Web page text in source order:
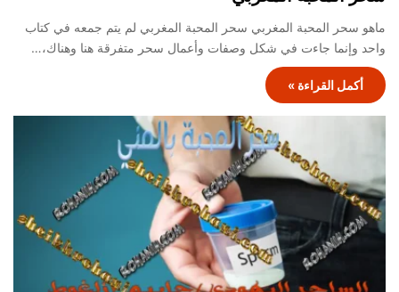
ماهو سحر المحبة المغربي سحر المحبة المغربي لم يتم جمعه في كتاب
واحد وإنما جاءت في شكل وصفات وأعمال سحر متفرقة هنا وهناك،…
أكمل القراءة »